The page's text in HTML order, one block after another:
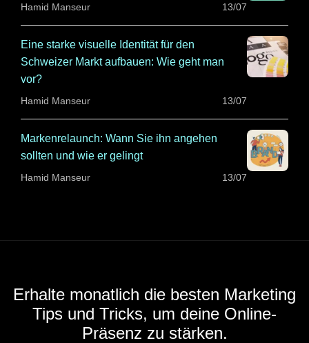
Hamid Manseur 13/07
Eine starke visuelle Identität für den
Schweizer Markt aufbauen: Wie geht man
vor?
Hamid Manseur 13/07
Markenrelaunch: Wann Sie ihn angehen
sollten und wie er gelingt
Hamid Manseur 13/07
Erhalte monatlich die besten Marketing
Tips und Tricks, um deine Online-
Präsenz zu stärken.